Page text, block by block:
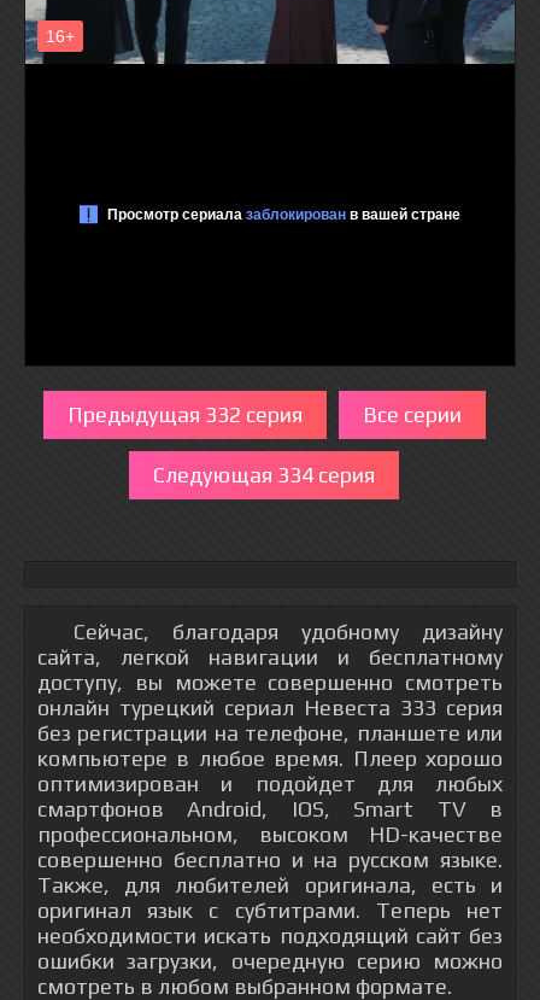
Предыдущая 332 серия Все серии
Следующая 334 серия
Сейчас, благодаря удобному дизайну
сайта, легкой навигации и бесплатному
доступу, вы можете совершенно смотреть
онлайн турецкий сериал Невеста 333 серия
без регистрации на телефоне, планшете или
компьютере в любое время. Плеер хорошо
оптимизирован и подойдет для любых
смартфонов Android, IOS, Smart TV в
профессиональном, высоком HD-качестве
совершенно бесплатно и на русском языке.
Также, для любителей оригинала, есть и
оригинал язык с субтитрами. Теперь нет
необходимости искать подходящий сайт без
ошибки загрузки, очередную серию можно
смотреть в любом выбранном формате.